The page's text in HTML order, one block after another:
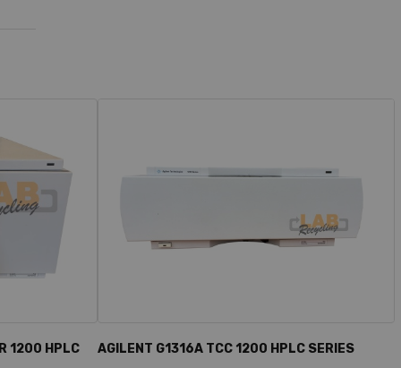
1200 HPLC AGILENT G1316A TCC 1200 HPLC SERIES